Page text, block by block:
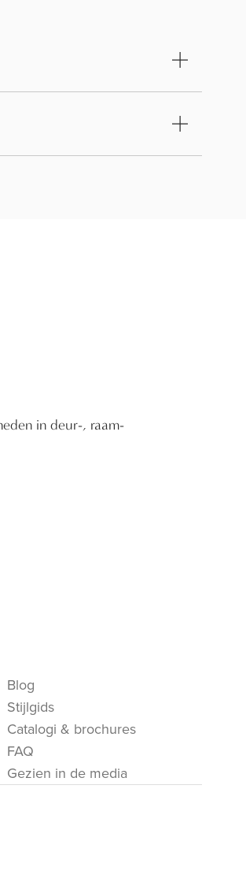
in deur-, raam-
Blog
Stijlgids
Catalogi & brochures
FAQ
Gezien in de media